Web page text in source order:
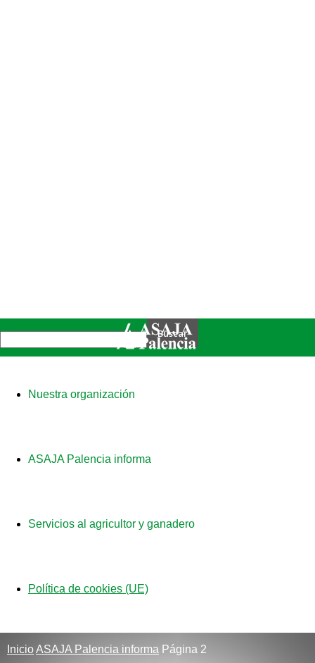
Nuestra organización
ASAJA Palencia informa
Servicios al agricultor y ganadero
Política de cookies (UE)
InicioASAJA Palencia informa Página 2